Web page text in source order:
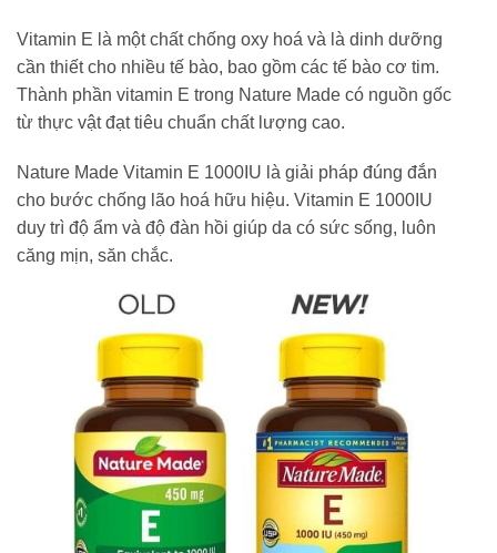
Vitamin E là một chất chống oxy hoá và là dinh dưỡng
cần thiết cho nhiều tế bào, bao gồm các tế bào cơ tim.
Thành phần vitamin E trong Nature Made có nguồn gốc
từ thực vật đạt tiêu chuẩn chất lượng cao.
Nature Made Vitamin E 1000IU là giải pháp đúng đắn
cho bước chống lão hoá hữu hiệu. Vitamin E 1000IU
duy trì độ ẩm và độ đàn hồi giúp da có sức sống, luôn
căng mịn, săn chắc.